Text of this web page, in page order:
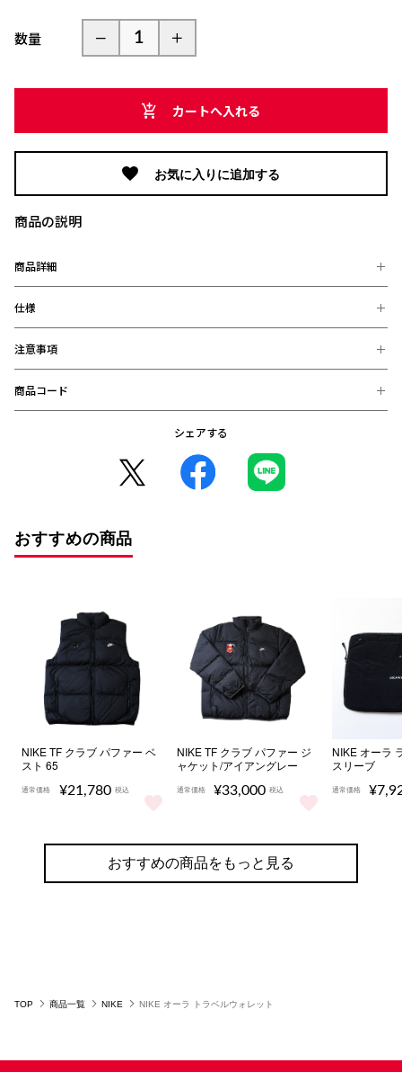
数量
カートへ入れる
お気に入りに追加する
商品の説明
商品詳細
最大2枚のパスポートと現金や5枚分のカードを収納可能なポケットがつい
た、旅行時に便利なウォレットです｡
ジッパー付きで安心して持ち運びが可能で、ペンホルダーもついている優れ
ものです。
仕様
【素材】
ナイロン100%
【サイズ】
幅11cm×高さ16cm×マチ2cm
注意事項
※お届け後の、お客様都合による、返品、交換は出来ません。ご注意く
ださい。
メーカー・機種・画面設定等により、実際の商品の色と異なって見える
※デザインなどの仕様が予告なく変更になることがございます。
○コンビニ決済をご利用のお客様へ○
自動的にキャンセルとなりますので、十分にご注意下さい。
※2020年12月1日から、振り込み期限が7日から3日に短縮となりまし
商品コード
シェアする
おすすめの商品
NIKE TF クラブ パファー ベ
スト 65
通常価格 ¥21,780 税込
NIKE TF クラブ パファー ベスト 65 をもっと見る
NIKE TF クラブ パファー ジ
ャケット/アイアングレー
通常価格 ¥33,000 税込
NIKE TF クラブ パファー ジャケ
NIKE オーラ
スリーブ
通常価格
おすすめの商品をもっと見る
TOP 商品一覧 NIKE NIKE オーラ トラベルウォレット